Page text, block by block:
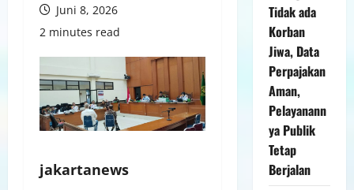
Juni 8, 2026
2 minutes read
jakartanews
Tidak ada
Korban
Jiwa, Data
Perpajakan
Aman,
Pelayanann
ya Publik
Tetap
Berjalan